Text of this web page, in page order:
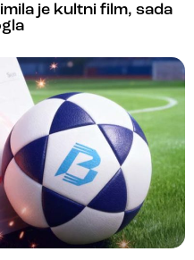
je kultni film, sada